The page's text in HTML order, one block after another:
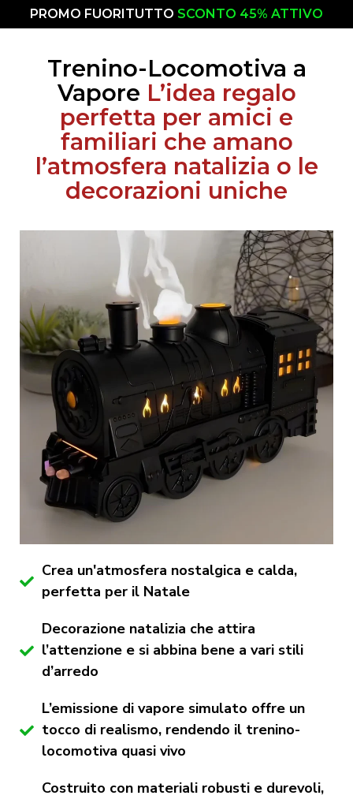
PROMO FUORITUTTO SCONTO 45% ATTIVO
Trenino-Locomotiva a
Vapore L’idea regalo
perfetta per amici e
familiari che amano
l’atmosfera natalizia o le
decorazioni uniche
Crea un'atmosfera nostalgica e calda,
perfetta per il Natale
Decorazione natalizia che attira
l’attenzione e si abbina bene a vari stili
d’arredo
L’emissione di vapore simulato offre un
tocco di realismo, rendendo il trenino-
locomotiva quasi vivo
Costruito con materiali robusti e durevoli,